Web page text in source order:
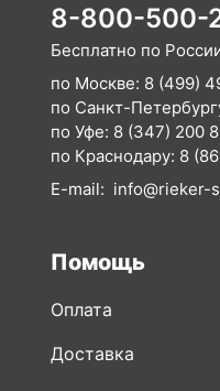
8-800-500-
Бесплатно по
по Москве: 8 (499)
по Санкт-
по Уфе: 8 (347) 200
по Краснодару: 8
E-mail: info@rieker-
Помощь
Оплата
Доставка